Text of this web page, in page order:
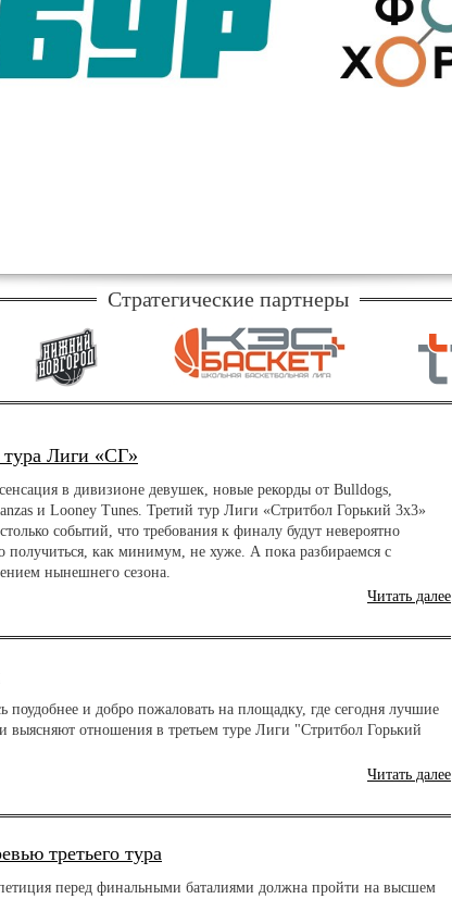
Стратегические партнеры
Лиги «СГ»
в дивизионе девушек, новые рекорды от Bulldogs,
и Looney Tunes. Третий тур Лиги «Стритбол Горький 3х3»
событий, что требования к финалу будут невероятно
получиться, как минимум, не хуже. А пока разбираемся с
нынешнего сезона.
Читать далее
поудобнее и добро пожаловать на площадку, где сегодня лучшие
выясняют отношения в третьем туре Лиги "Стритбол Горький
Читать далее
третьего тура
перед финальными баталиями должна пройти на высшем